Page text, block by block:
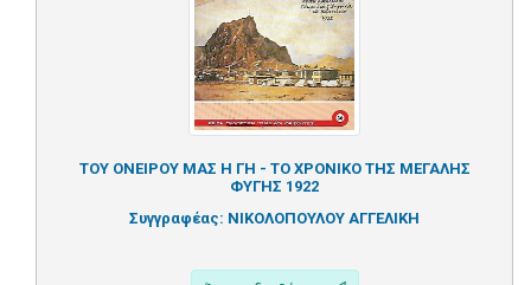
ΤΟΥ ΟΝΕΙΡΟΥ ΜΑΣ Η ΓΗ - ΤΟ ΧΡΟΝΙΚΟ ΤΗΣ ΜΕΓΑΛΗΣ
ΦΥΓΗΣ 1922
Συγγραφέας: ΝΙΚΟΛΟΠΟΥΛΟΥ ΑΓΓΕΛΙΚΗ